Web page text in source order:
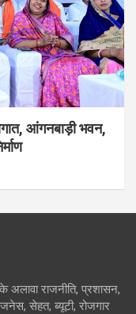
आंगनबाड़ी भवन,
अलावा राजनीति, प्रशासन,
सेहत, ब्यूटी, रोजगार